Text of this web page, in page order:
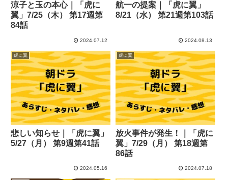
涼子と玉の本心｜「虎に
翼」7/25（木） 第17週第
84話
2024.07.12
航一の提案｜「虎に翼」
8/21（水） 第21週第103話
2024.08.13
虎に翼
悲しい知らせ｜「虎に翼」
5/27（月） 第9週第41話
2024.05.16
虎に翼
放火事件が発生！｜「虎に
翼」7/29（月） 第18週第
86話
2024.07.18